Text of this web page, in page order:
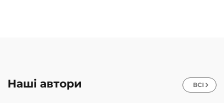
Наші автори ВСІ